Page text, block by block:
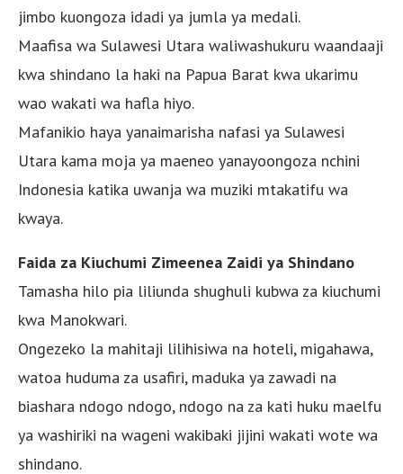
jimbo kuongoza idadi ya jumla ya medali.
Maafisa wa Sulawesi Utara waliwashukuru waandaaji
kwa shindano la haki na Papua Barat kwa ukarimu
wao wakati wa hafla hiyo.
Mafanikio haya yanaimarisha nafasi ya Sulawesi
Utara kama moja ya maeneo yanayoongoza nchini
Indonesia katika uwanja wa muziki mtakatifu wa
kwaya.
Faida za Kiuchumi Zimeenea Zaidi ya Shindano
Tamasha hilo pia liliunda shughuli kubwa za kiuchumi
kwa Manokwari.
Ongezeko la mahitaji lilihisiwa na hoteli, migahawa,
watoa huduma za usafiri, maduka ya zawadi na
biashara ndogo ndogo, ndogo na za kati huku maelfu
ya washiriki na wageni wakibaki jijini wakati wote wa
shindano.